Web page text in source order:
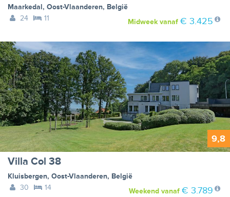
Maarkedal, Oost-Vlaanderen, België
24
11 Midweekvanaf € 3.425
9,8
Villa Col 38
Kluisbergen, Oost-Vlaanderen, België
30
14 Weekendvanaf € 3.789